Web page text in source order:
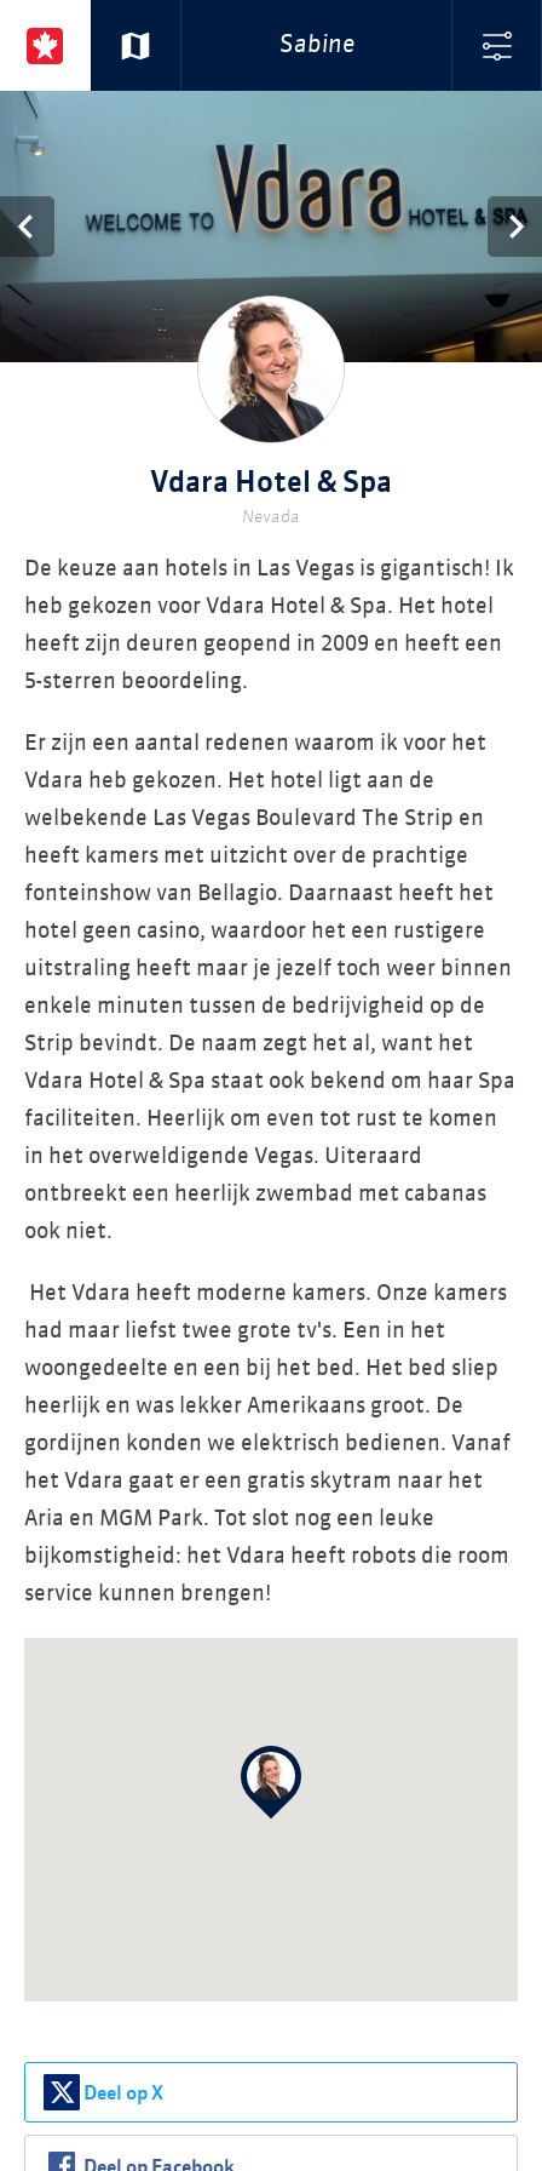
Sabine
Vdara Hotel & Spa
Nevada
De keuze aan hotels in Las Vegas is gigantisch! Ik
heb gekozen voor Vdara Hotel & Spa. Het hotel
heeft zijn deuren geopend in 2009 en heeft een
5-sterren beoordeling.
Er zijn een aantal redenen waarom ik voor het
Vdara heb gekozen. Het hotel ligt aan de
welbekende Las Vegas Boulevard The Strip en
heeft kamers met uitzicht over de prachtige
fonteinshow van Bellagio. Daarnaast heeft het
hotel geen casino, waardoor het een rustigere
uitstraling heeft maar je jezelf toch weer binnen
enkele minuten tussen de bedrijvigheid op de
Strip bevindt. De naam zegt het al, want het
Vdara Hotel & Spa staat ook bekend om haar Spa
faciliteiten. Heerlijk om even tot rust te komen
in het overweldigende Vegas. Uiteraard
ontbreekt een heerlijk zwembad met cabanas
ook niet.
Het Vdara heeft moderne kamers. Onze kamers
had maar liefst twee grote tv's. Een in het
woongedeelte en een bij het bed. Het bed sliep
heerlijk en was lekker Amerikaans groot. De
gordijnen konden we elektrisch bedienen. Vanaf
het Vdara gaat er een gratis skytram naar het
Aria en MGM Park. Tot slot nog een leuke
bijkomstigheid: het Vdara heeft robots die room
service kunnen brengen!
Deel op X